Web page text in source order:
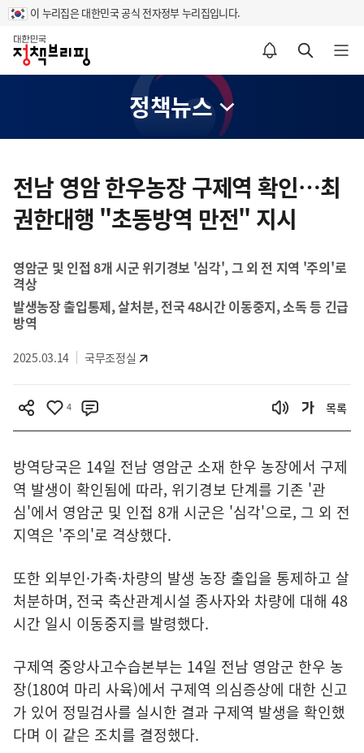
이 누리집은 대한민국 공식 전자정부 누리집입니다.
홈
알림설정 바로가기 검색 바로가기 메뉴 열기
정책뉴스
텐
츠
영
전남 영암 한우농장 구제역 확인…최
권한대행 "초동방역 만전" 지시
영암군 및 인접 8개 시군 위기경보 '심각', 그 외 전 지역 '주의'로
격상
발생농장 출입통제, 살처분, 전국 48시간 이동중지, 소독 등 긴급
방역
2025.03.14 국무조정실
4 목록
방역당국은 14일 전남 영암군 소재 한우 농장에서 구제
역 발생이 확인됨에 따라, 위기경보 단계를 기존 '관
심'에서 영암군 및 인접 8개 시군은 '심각'으로, 그 외 전
지역은 '주의'로 격상했다.
또한 외부인·가축·차량의 발생 농장 출입을 통제하고 살
처분하며, 전국 축산관계시설 종사자와 차량에 대해 48
시간 일시 이동중지를 발령했다.
구제역 중앙사고수습본부는 14일 전남 영암군 한우 농
장(180여 마리 사육)에서 구제역 의심증상에 대한 신고
가 있어 정밀검사를 실시한 결과 구제역 발생을 확인했
다며 이 같은 조치를 결정했다.